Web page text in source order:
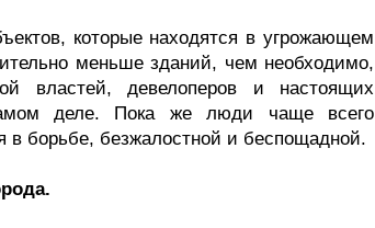
которые находятся в угрожающем
меньше зданий, чем необходимо,
властей, девелоперов и настоящих
деле. Пока же люди чаще всего
в борьбе, безжалостной и беспощадной.